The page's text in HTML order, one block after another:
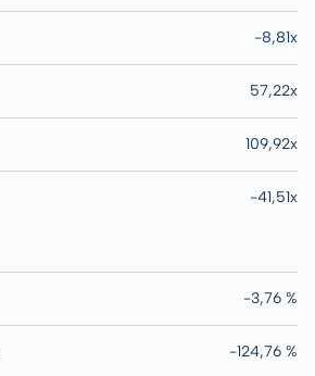
-8,81x
57,22x
109,92x
-41,51x
-3,76 %
-124,76 %